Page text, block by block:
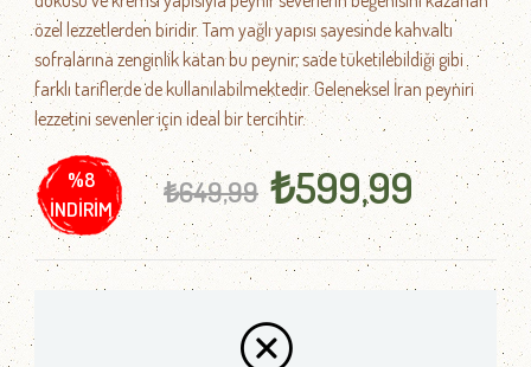
özel lezzetlerden biridir. Tam yağlı yapısı sayesinde kahvaltı
sofralarına zenginlik katan bu peynir, sade tüketilebildiği gibi
farklı tariflerde de kullanılabilmektedir. Geleneksel İran peyniri
lezzetini sevenler için ideal bir tercihtir.
%8
İNDIRIM
₺649,99 ₺599,99